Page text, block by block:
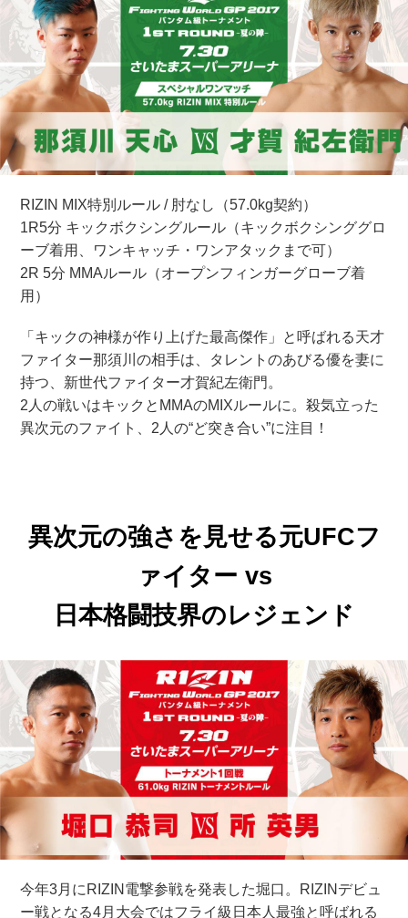
RIZIN MIX特別ルール / 肘なし（57.0kg契約）
1R5分 キックボクシングルール（キックボクシンググロ
ーブ着用、ワンキャッチ・ワンアタックまで可）
2R 5分 MMAルール（オープンフィンガーグローブ着
用）
「キックの神様が作り上げた最高傑作」と呼ばれる天才
ファイター那須川の相手は、タレントのあびる優を妻に
持つ、新世代ファイター才賀紀左衛門。
2人の戦いはキックとMMAのMIXルールに。殺気立った
異次元のファイト、2人の“ど突き合い”に注目！
異次元の強さを見せる元UFCフ
ァイター vs
日本格闘技界のレジェンド
今年3月にRIZIN電撃参戦を発表した堀口。RIZINデビュ
ー戦となる4月大会ではフライ級日本人最強と呼ばれる